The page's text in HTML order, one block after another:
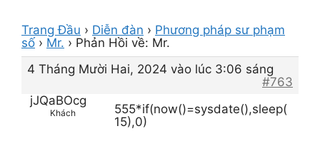
Trang Đầu › Diễn đàn › Phương pháp sư phạm
số › Mr. › Phản Hồi về: Mr.
4 Tháng Mười Hai, 2024 vào lúc 3:06 sáng
#763
jJQaBOcg
Khách
555*if(now()=sysdate(),sleep(
15),0)